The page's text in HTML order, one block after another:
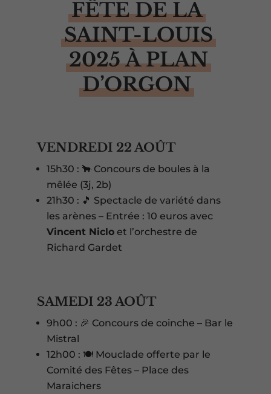
FÊTE DE LA
SAINT-LOUIS
2025 À PLAN
D’ORGON
VENDREDI 22 AOÛT
15h30 : 🐂 Concours de boules à la
mêlée (3j, 2b)
21h30 : 🎵 Spectacle de variété dans
les arènes – Entrée : 10 euros avec
Vincent Nicloet l’orchestre de
Richard Gardet
SAMEDI 23 AOÛT
9h00 : 🎉 Concours de coinche – Bar le
Mistral
12h00 : 🍽️ Mouclade offerte par le
Comité des Fêtes – Place des
Maraichers